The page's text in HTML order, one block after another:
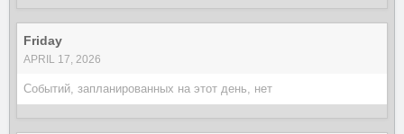
Friday
APRIL 17, 2026
Событий, запланированных на этот день, нет